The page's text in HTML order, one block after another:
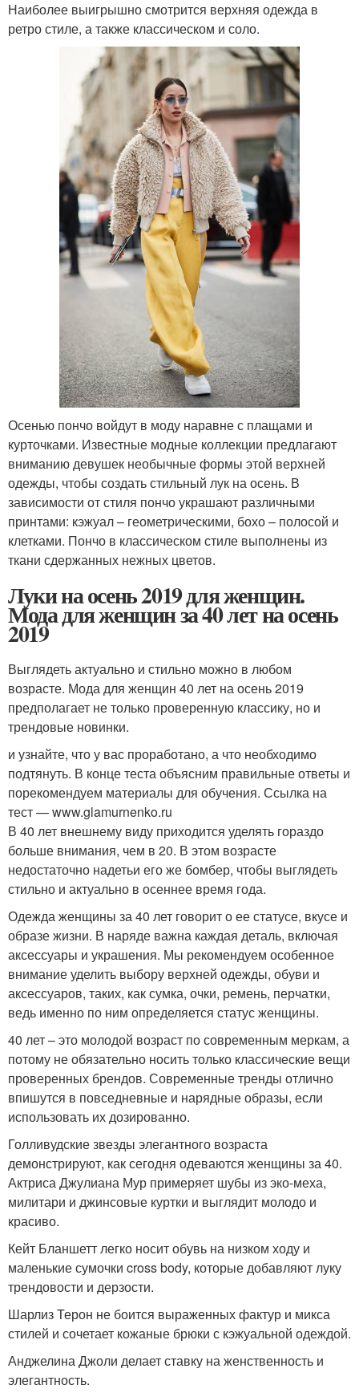
Наиболее выигрышно смотрится верхняя одежда в
ретро стиле, а также классическом и соло.
Осенью пончо войдут в моду наравне с плащами и
курточками. Известные модные коллекции предлагают
вниманию девушек необычные формы этой верхней
одежды, чтобы создать стильный лук на осень. В
зависимости от стиля пончо украшают различными
принтами: кэжуал – геометрическими, бохо – полосой и
клетками. Пончо в классическом стиле выполнены из
ткани сдержанных нежных цветов.
Луки на осень 2019 для женщин.
Мода для женщин за 40 лет на осень
2019
Выглядеть актуально и стильно можно в любом
возрасте. Мода для женщин 40 лет на осень 2019
предполагает не только проверенную классику, но и
трендовые новинки.
и узнайте, что у вас проработано, а что необходимо
подтянуть. В конце теста объясним правильные ответы и
порекомендуем материалы для обучения. Ссылка на
тест — www.glamurnenko.ru
В 40 лет внешнему виду приходится уделять гораздо
больше внимания, чем в 20. В этом возрасте
недостаточно надетьи его же бомбер, чтобы выглядеть
стильно и актуально в осеннее время года.
Одежда женщины за 40 лет говорит о ее статусе, вкусе и
образе жизни. В наряде важна каждая деталь, включая
аксессуары и украшения. Мы рекомендуем особенное
внимание уделить выбору верхней одежды, обуви и
аксессуаров, таких, как сумка, очки, ремень, перчатки,
ведь именно по ним определяется статус женщины.
40 лет – это молодой возраст по современным меркам, а
потому не обязательно носить только классические вещи
проверенных брендов. Современные тренды отлично
впишутся в повседневные и нарядные образы, если
использовать их дозированно.
Голливудские звезды элегантного возраста
демонстрируют, как сегодня одеваются женщины за 40.
Актриса Джулиана Мур примеряет шубы из эко-меха,
милитари и джинсовые куртки и выглядит молодо и
красиво.
Кейт Бланшетт легко носит обувь на низком ходу и
маленькие сумочки cross body, которые добавляют луку
трендовости и дерзости.
Шарлиз Терон не боится выраженных фактур и микса
стилей и сочетает кожаные брюки с кэжуальной одеждой.
Анджелина Джоли делает ставку на женственность и
элегантность.